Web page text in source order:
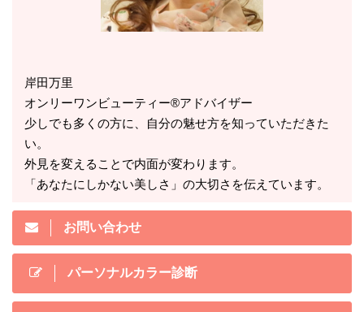
岸田万里
オンリーワンビューティー®アドバイザー
少しでも多くの方に、自分の魅せ方を知っていただきた
い。
外見を変えることで内面が変わります。
「あなたにしかない美しさ」の大切さを伝えています。
お問い合わせ
パーソナルカラー診断